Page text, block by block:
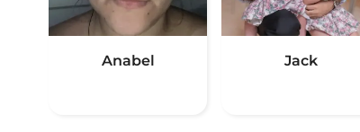
Anabel Jack